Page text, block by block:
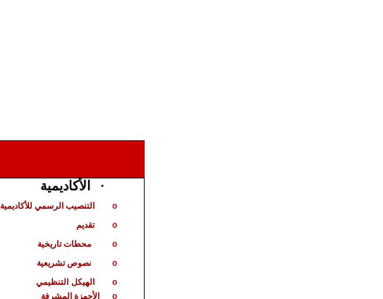
· الأكاديمية
o التنصيب الرسمي للأكاديمية
o تقديم
o محطات تاريخية
o نصوص تشريعية
o الهيكل التنظيمي
o الأجهزة المشرفة